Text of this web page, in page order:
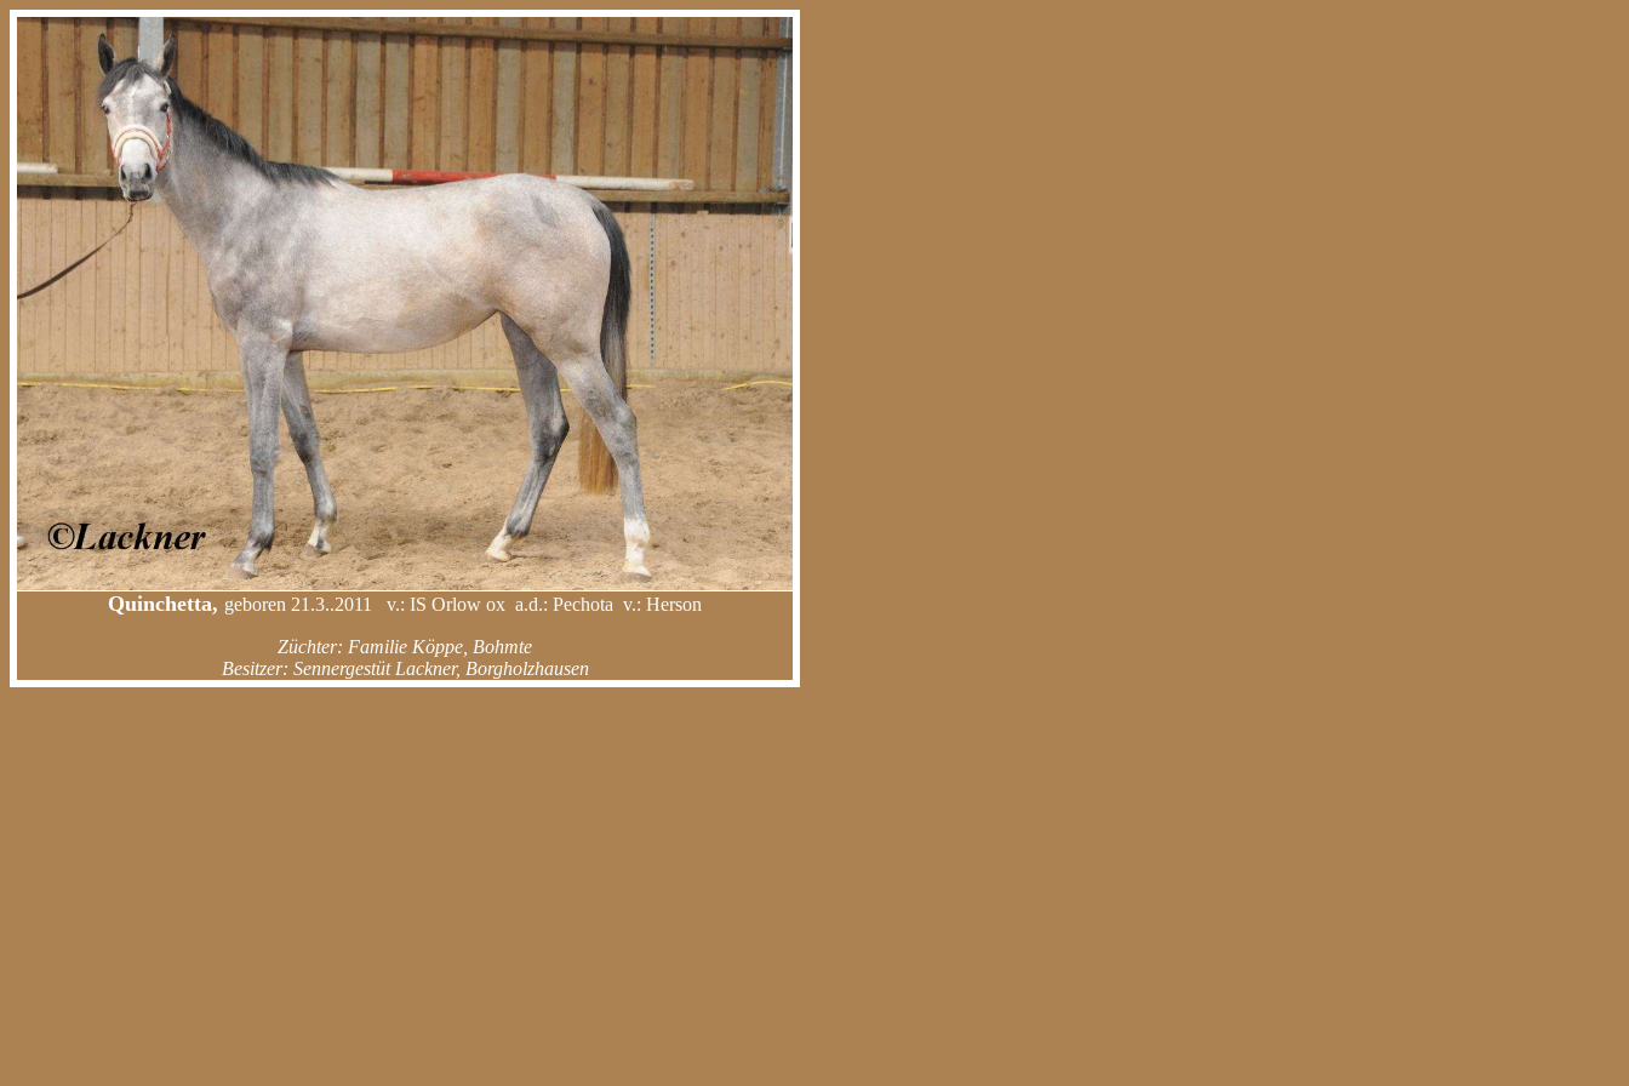
Quinchetta, geboren 21.3..2011 v.: IS Orlow ox a.d.: Pechota v.: Herson
Züchter: Familie Köppe, Bohmte
Besitzer: Sennergestüt Lackner, Borgholzhausen